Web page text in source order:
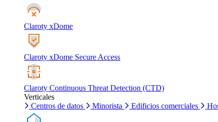
Claroty xDome
Claroty xDome Secure Access
Claroty Continuous Threat Detection (CTD)
Verticales
Centros de datos
Minorista Edificios comerciales